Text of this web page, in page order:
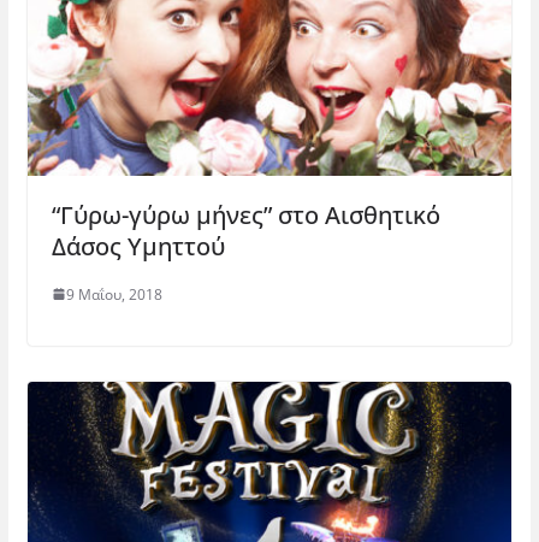
“Γύρω-γύρω μήνες” στο Αισθητικό
Δάσος Υμηττού
9 Μαΐου, 2018